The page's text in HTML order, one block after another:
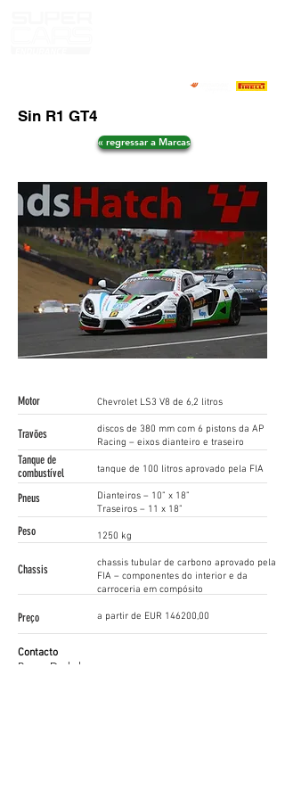
Sin R1 GT4
« regressar a Marcas
Chevrolet LS3 V8 de 6,2 litros
discos de 380 mm com 6 pistons da AP
Racing – eixos dianteiro e traseiro
tanque de 100 litros aprovado pela FIA
Dianteiros – 10” x 18”
Traseiros – 11 x 18”
1250 kg
chassis tubular de carbono aprovado pela
FIA – componentes do interior e da
carroceria em compósito
a partir de EUR 146200,00
Preço
Peso
Chassis
Tanque de
combustível
Pneus
Motor
Travões
Contacto
Rosen Daskalov